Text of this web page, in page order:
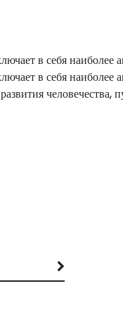
в себя
в себя